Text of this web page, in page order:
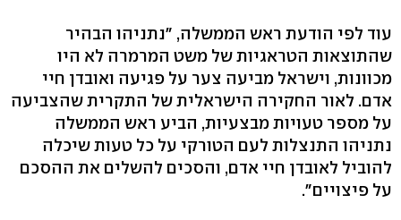
עוד לפי הודעת ראש הממשלה, "נתניהו הבהיר
שהתוצאות הטראגיות של משט המרמרה לא היו
מכוונות, וישראל מביעה צער על פגיעה ואובדן חיי
אדם. לאור החקירה הישראלית של התקרית שהצביעה
על מספר טעויות מבצעיות, הביע ראש הממשלה
נתניהו התנצלות לעם הטורקי על כל טעות שיכלה
להוביל לאובדן חיי אדם, והסכים להשלים את ההסכם
על פיצויים".